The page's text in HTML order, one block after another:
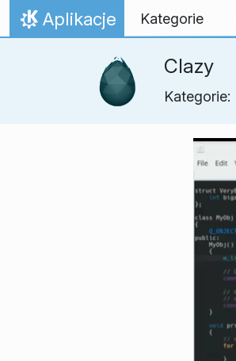
Przejdź to treści
Strona domowa
Aplikacje Kategorie
Clazy
Kategorie: